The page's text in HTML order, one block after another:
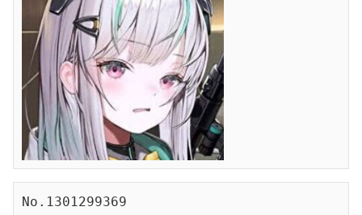
No.1301299369